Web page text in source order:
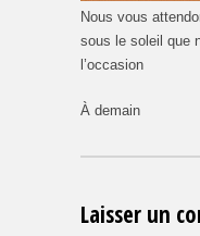
Nous vous
sous le soleil que
l’occasion
À demain
Laisser un